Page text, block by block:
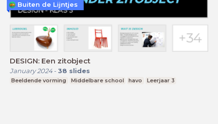
DESIGN: Een zitobject
January 2024- 38 slides
Beeldende vorming Middelbare school havo Leerjaar 3
Buiten de Lijntjes